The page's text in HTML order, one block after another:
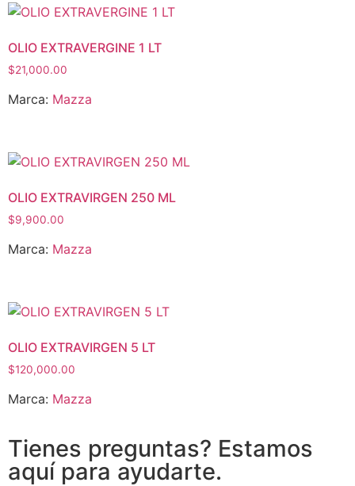
OLIO EXTRAVERGINE 1 LT
$21,000.00
Marca: Mazza
OLIO EXTRAVIRGEN 250 ML
$9,900.00
Marca: Mazza
OLIO EXTRAVIRGEN 5 LT
$120,000.00
Marca: Mazza
Tienes preguntas? Estamos
aquí para ayudarte.